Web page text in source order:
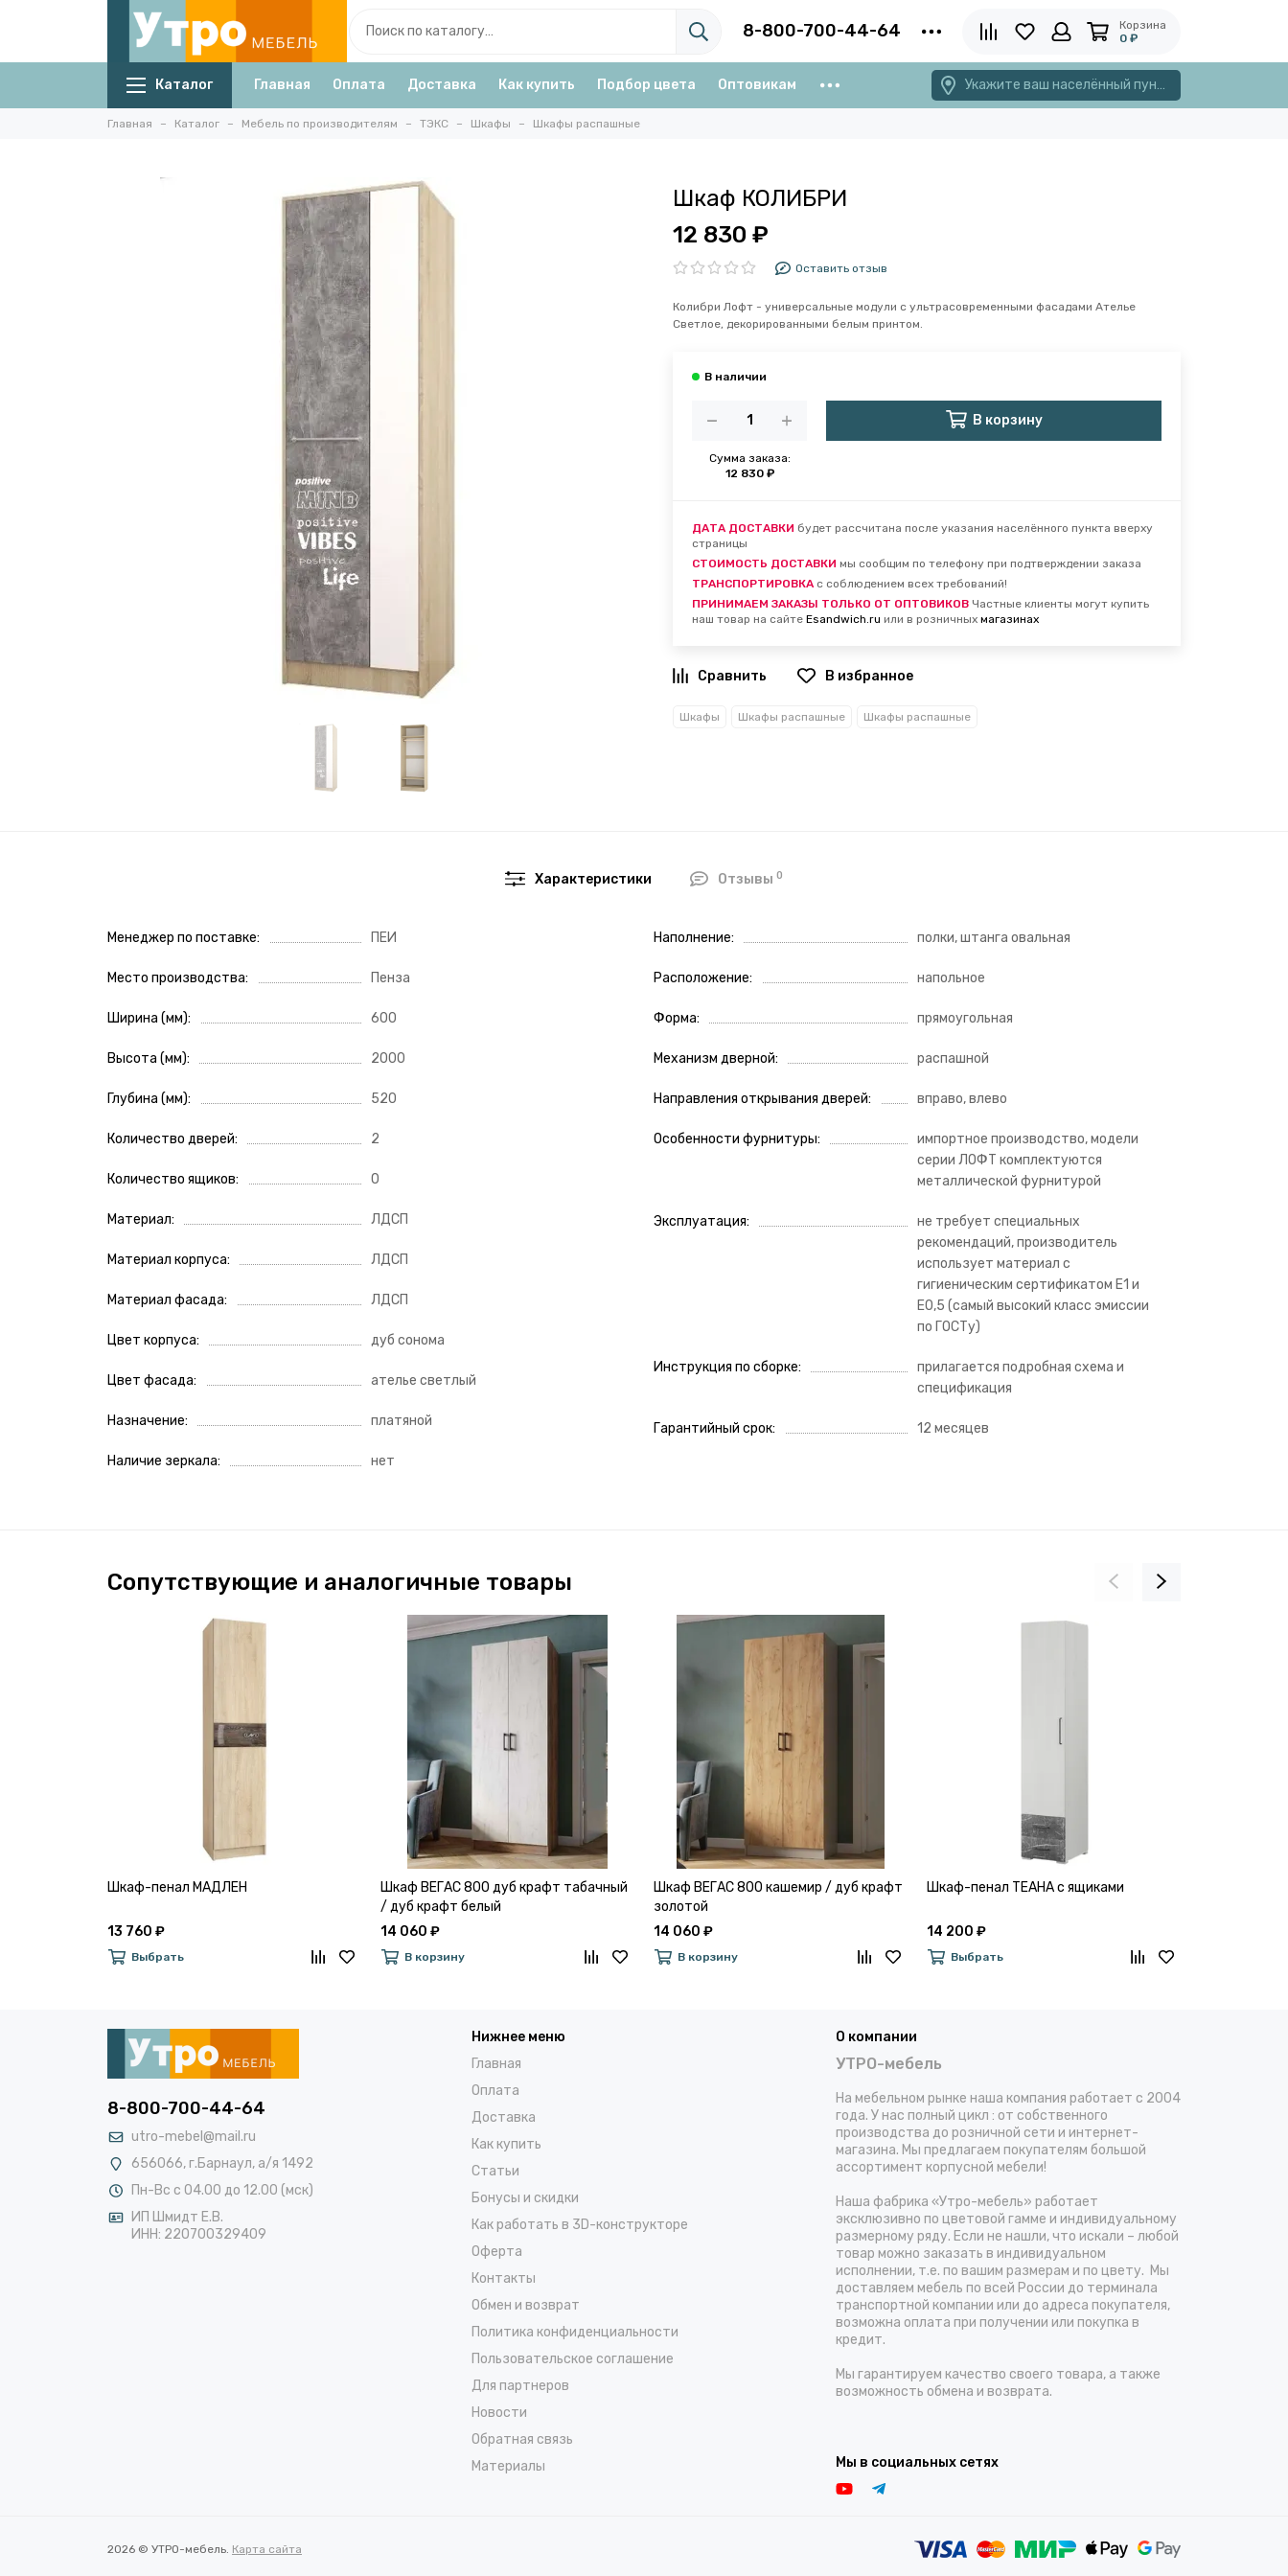
8-800-700-44-64
Корзина
0 ₽
Каталог Главная Оплата Доставка Как купить Подбор цвета Оптовикам Укажите ваш населённый пункт
Главная Каталог Мебель по производителям ТЭКС Шкафы Шкафы распашные
Шкаф КОЛИБРИ
12 830 ₽
Оставить отзыв
Колибри Лофт - универсальные модули с ультрасовременными фасадами Ателье
Светлое, декорированными белым принтом.
Сумма заказа:
12 830 ₽
В корзину
ДАТА ДОСТАВКИ будет рассчитана после указания населённого пункта вверху
страницы
СТОИМОСТЬ ДОСТАВКИ мы сообщим по телефону при подтверждении заказа
ТРАНСПОРТИРОВКА с соблюдением всех требований!
ПРИНИМАЕМ ЗАКАЗЫ ТОЛЬКО ОТ ОПТОВИКОВ Частные клиенты могут купить
наш товар на сайте Esandwich.ru или в розничных магазинах
В избранное
Шкафы Шкафы распашные Шкафы распашные
Характеристики Отзывы 0
Менеджер по поставке ПЕИ
Место производства Пенза
Ширина (мм) 600
Высота (мм) 2000
Глубина (мм) 520
Количество дверей 2
Количество ящиков 0
Материал ЛДСП
Материал корпуса ЛДСП
Материал фасада ЛДСП
Цвет корпуса дуб сонома
Цвет фасада ателье светлый
Назначение платяной
Наличие зеркала нет
Наполнение полки, штанга овальная
Расположение напольное
Форма прямоугольная
Механизм дверной распашной
Направления открывания дверей вправо, влево
Особенности фурнитуры
импортное производство, модели
серии ЛОФТ комплектуются
металлической фурнитурой
Эксплуатация
не требует специальных
рекомендаций, производитель
использует материал с
гигиеническим сертификатом Е1 и
Е0,5 (самый высокий класс эмиссии
по ГОСТу)
Инструкция по сборке
прилагается подробная схема и
спецификация
Гарантийный срок 12 месяцев
Сопутствующие и аналогичные товары
Шкаф-пенал МАДЛЕН
13 760 ₽
Выбрать
Шкаф ВЕГАС 800 дуб крафт табачный
/ дуб крафт белый
14 060 ₽
В корзину
Шкаф ВЕГАС 800 кашемир / дуб крафт
золотой
14 060 ₽
В корзину
Шкаф-пенал ТЕАНА с ящиками
14 200 ₽
Выбрать
8-800-700-44-64
utro-mebel@mail.ru
656066, г.Барнаул, а/я 1492
Пн-Вс с 04.00 до 12.00 (мск)
ИП Шмидт Е.В.
ИНН: 220700329409
Нижнее меню
Главная
Оплата
Доставка
Как купить
Статьи
Бонусы и скидки
Как работать в 3D-конструкторе
Оферта
Контакты
Обмен и возврат
Политика конфиденциальности
Пользовательское соглашение
Для партнеров
Новости
Обратная связь
Материалы
О компании
УТРО-мебель
На мебельном рынке наша компания работает с 2004
года. У нас полный цикл : от собственного
производства до розничной сети и интернет-
магазина. Мы предлагаем покупателям большой
ассортимент корпусной мебели!
Наша фабрика «Утро-мебель» работает
эксклюзивно по цветовой гамме и индивидуальному
размерному ряду. Если не нашли, что искали – любой
товар можно заказать в индивидуальном
исполнении, т.е. по вашим размерам и по цвету. Мы
доставляем мебель по всей России до терминала
транспортной компании или до адреса покупателя,
возможна оплата при получении или покупка в
кредит.
Мы гарантируем качество своего товара, а также
возможность обмена и возврата.
Мы в социальных сетях
2026 © УТРО-мебель. Карта сайта